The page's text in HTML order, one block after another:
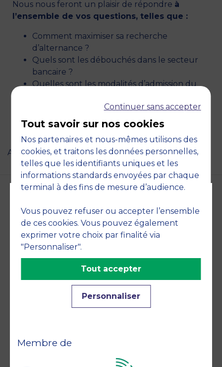
Nous nous feront un plaisir de répondre à
l’ensemble de vos questions, telles que :
Comment maximiser sa recherche
d’alternance ?
Quels sont les débouchés dans le secteur
bancaire ?
Quelles sont les modalités d’admission du
bs.com
Aucun événement à venir.
Accréditations et
engagements
Membre de
Continuer sans accepter
Tout savoir sur nos cookies
Nos partenaires et nous-mêmes utilisons des
cookies, et traitons les données personnelles,
telles que les identifiants uniques et les
informations standards envoyées par chaque
terminal à des fins de mesure d’audience.
Vous pouvez refuser ou accepter l’ensemble
de ces cookies. Vous pouvez également
exprimer votre choix par finalité via
"Personnaliser".
Personnaliser
Tout accepter